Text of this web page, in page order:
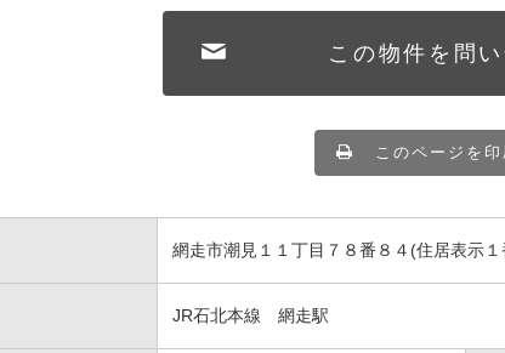
この物件を問
このページを印
網走市潮見１１丁目７８番８４(住居表示１
JR石北本線 網走駅